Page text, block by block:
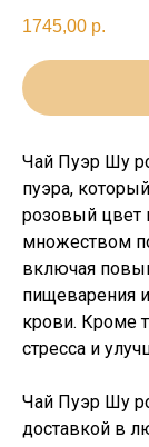
1745,00 р.
Чай Пуэр Шу
пуэра,
розовый цвет
множеством
включая
пищеварения
крови. Кроме
стресса и
Чай Пуэр Шу
доставкой в